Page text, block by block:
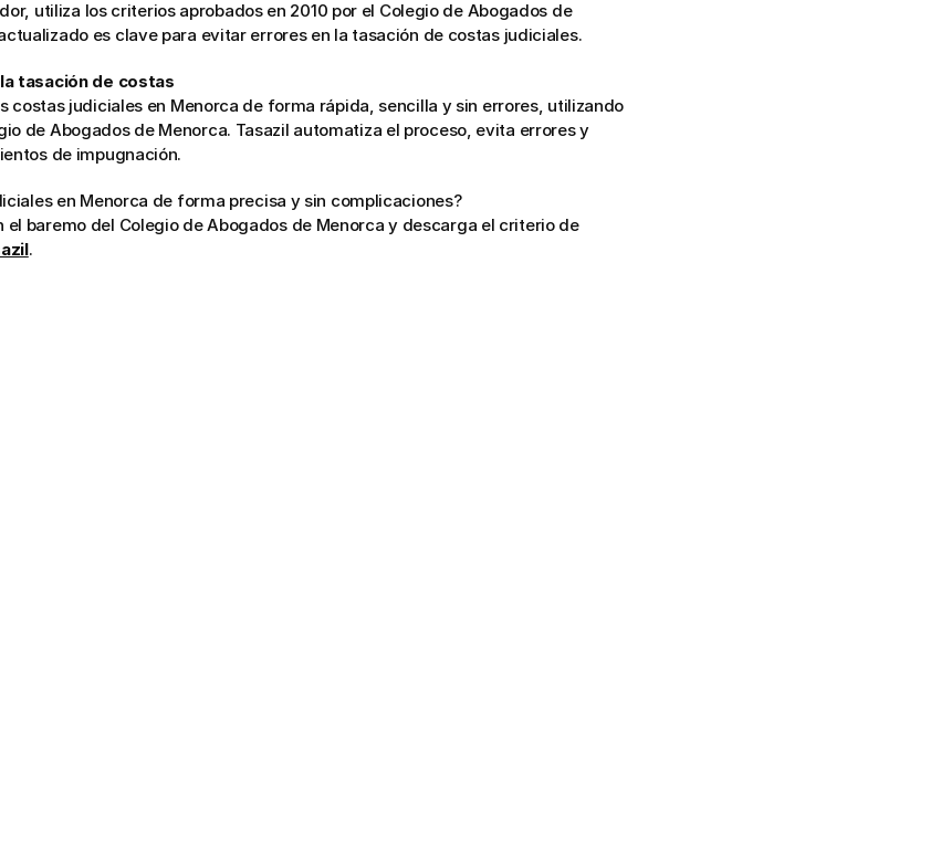
utiliza los criterios aprobados en 2010 por el Colegio de Abogados de
es clave para evitar errores en la tasación de costas judiciales.
tasación de costas
costas judiciales en Menorca de forma rápida, sencilla y sin errores, utilizando
de Abogados de Menorca. Tasazil automatiza el proceso, evita errores y
de impugnación.
en Menorca de forma precisa y sin complicaciones?
el baremo del Colegio de Abogados de Menorca y descarga el criterio de
.